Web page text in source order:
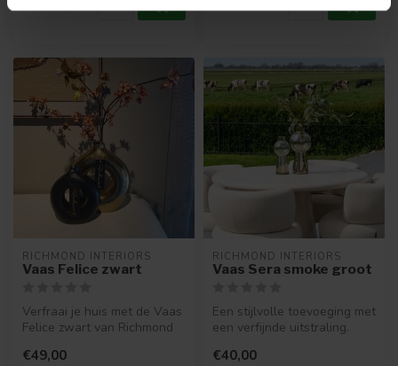
RICHMOND INTERIORS
Vaas Felice zwart
Verfraai je huis met de Vaas
Felice zwart van Richmond
€49,00
RICHMOND INTERIORS
Vaas Sera smoke groot
Een stijlvolle toevoeging met
een verfijnde uitstraling.
€40,00